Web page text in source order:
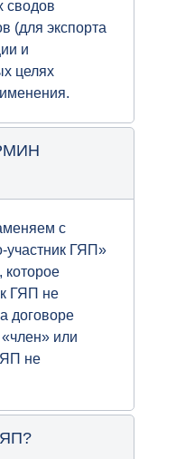
сводов
(для экспорта
и
целях
с
участник ГЯП»
которое
ГЯП не
договоре
или
не